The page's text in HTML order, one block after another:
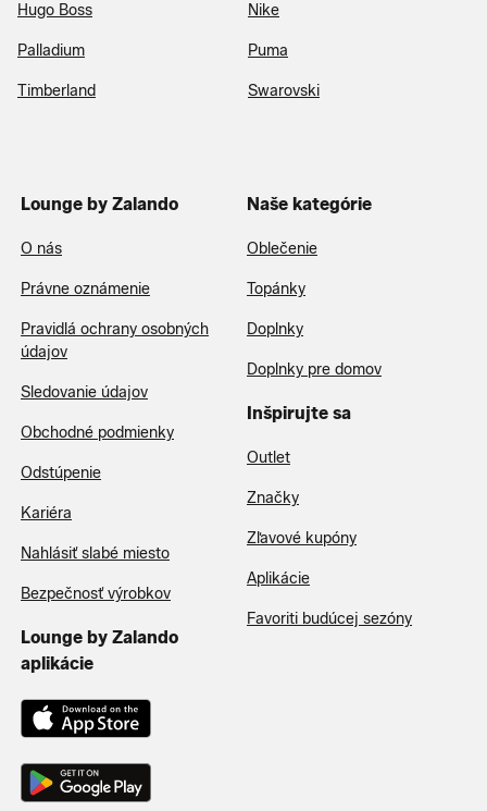
Hugo Boss Nike
Palladium Puma
Timberland Swarovski
Lounge by Zalando
O nás
Právne oznámenie
Pravidlá ochrany osobných
údajov
Sledovanie údajov
Obchodné podmienky
Odstúpenie
Kariéra
Nahlásiť slabé miesto
Bezpečnosť výrobkov
Lounge by Zalando
aplikácie
Naše kategórie
Oblečenie
Topánky
Doplnky
Doplnky pre domov
Inšpirujte sa
Outlet
Značky
Zľavové kupóny
Aplikácie
Favoriti budúcej sezóny